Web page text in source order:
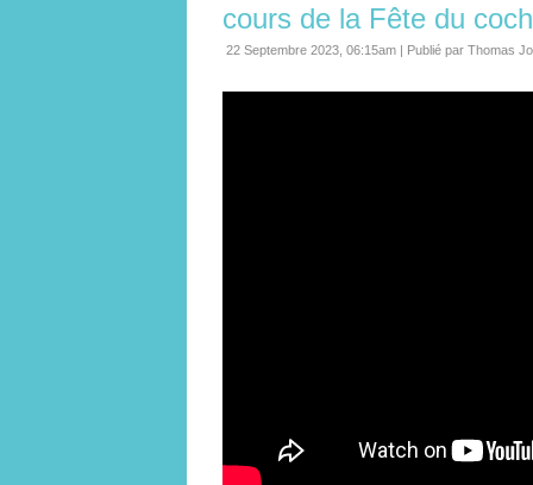
cours de la Fête du
22 Septembre 2023, 06:15am | Publié par Thomas